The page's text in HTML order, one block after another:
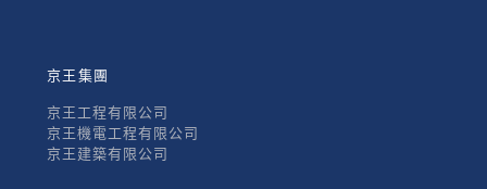
京王集團
京王工程有限公司
京王機電工程有限公司
京王建築有限公司